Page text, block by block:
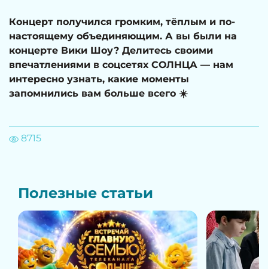
Концерт получился громким, тёплым и по-
настоящему объединяющим. А вы были на
концерте Вики Шоу? Делитесь своими
впечатлениями в соцсетях СОЛНЦА — нам
интересно узнать, какие моменты
запомнились вам больше всего ☀️
8715
Полезные статьи